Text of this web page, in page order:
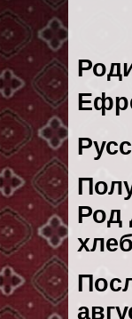
Род